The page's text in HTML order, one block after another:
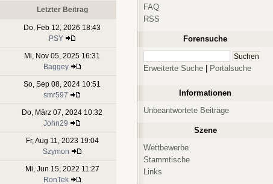
Letzter Beitrag
Do, Feb 12, 2026 18:43
PSY
Mi, Nov 05, 2025 16:31
Baggey
So, Sep 08, 2024 10:51
smr597
Do, März 07, 2024 10:32
John29
Fr, Aug 11, 2023 19:04
Szymon
Mi, Jun 15, 2022 11:27
RonTek
FAQ
RSS
Forensuche
Erweiterte Suche Portalsuche
Informationen
Unbeantwortete Beiträge
Szene
Wettbewerbe
Stammtische
Links